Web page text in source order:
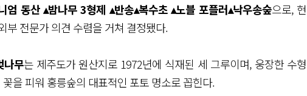
엄 동산 ▴밤나무 3형제 ▴반송▴복수초 ▴노블 포플러▴낙우송숲으로, 현
부 전문가 의견 수렴을 거쳐 결정됐다.
나무는 제주도가 원산지로 1972년에 식재된 세 그루이며, 웅장한 수형
을 피워 홍릉숲의 대표적인 포토 명소로 꼽힌다.